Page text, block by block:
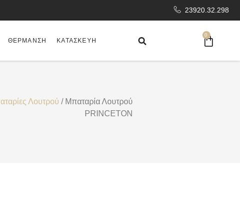
23920.32.298
ΘΈΡΜΑΝΣΗ ΚΑΤΑΣΚΕΥΉ
0
Λουτρού / Μπαταρία Λουτρού
PRINCETON